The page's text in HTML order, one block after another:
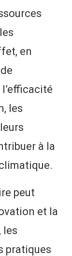
en
les
à la
peut
et la
les
pratiques